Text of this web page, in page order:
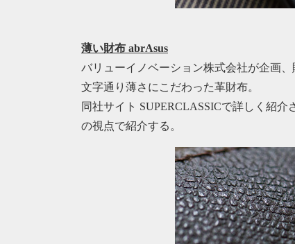
薄い財布 abrAsus
バリューイノベーション株式会社が企画
文字通り薄さにこだわった革財布。
同社サイト SUPERCLASSICで詳しく紹
の視点で紹介する。